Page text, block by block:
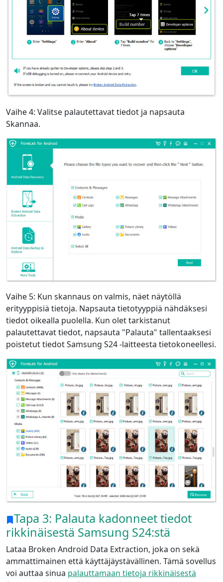
Vaihe 4: Valitse palautettavat tiedot ja napsauta
Skannaa.
Vaihe 5: Kun skannaus on valmis, näet näytöllä
erityyppisiä tietoja. Napsauta tietotyyppiä nähdäksesi
tiedot oikealla puolella. Kun olet tarkistanut
palautettavat tiedot, napsauta "Palauta" tallentaaksesi
poistetut tiedot Samsung S24 -laitteesta tietokoneellesi.
Tapa 3: Palauta kadonneet tiedot
rikkinäisestä Samsung S24:stä
Lataa Broken Android Data Extraction, joka on sekä
ammattimainen että käyttäjäystävällinen. Tämä sovellus
voi auttaa sinua palauttamaan tietoja rikkinäisestä